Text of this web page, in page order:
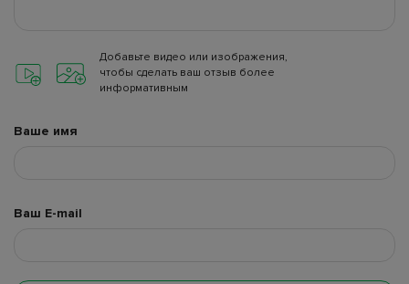
Добавьте видео или изображения,
чтобы сделать ваш отзыв более
информативным
Ваше имя
Ваш E-mail